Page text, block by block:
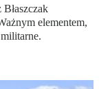
elementem,